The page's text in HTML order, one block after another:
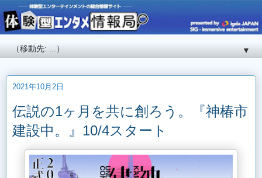
▼
2021年10月2日
伝説の1ヶ月を共に創ろう。『神椿市
建設中。』10/4スタート